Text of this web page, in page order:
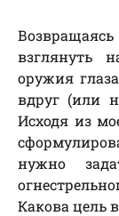
взглянуть
оружия
вдруг (или
Исходя из
нужно
Какова цель